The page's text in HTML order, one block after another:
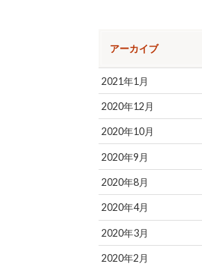
アーカイブ
2021年1月
2020年12月
2020年10月
2020年9月
2020年8月
2020年4月
2020年3月
2020年2月